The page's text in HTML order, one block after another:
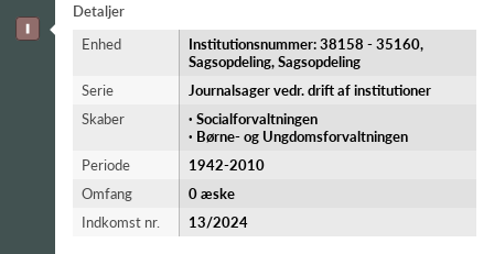
Detaljer
Enhed
Institutionsnummer: 38158 - 35160,
Sagsopdeling, Sagsopdeling
Serie
Journalsager vedr. drift af institutioner
Skaber
· Socialforvaltningen
· Børne- og Ungdomsforvaltningen
Periode
1942-​2010
Omfang
0 æske
Indkomst nr.
13/2024